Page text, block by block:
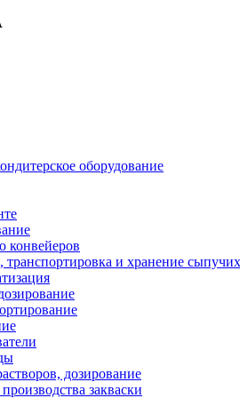
оборудование
конвейеров
транспортировка и хранение
дозирование
закваски